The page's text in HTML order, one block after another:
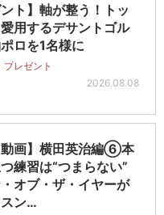
ント】軸が整う！トッ
用するデサントゴル
ロを1名様に
プレゼント
2026.08.08
動画】横田英治編⑥本
練習は“つまらない”
オブ・ザ・イヤーが
ン…